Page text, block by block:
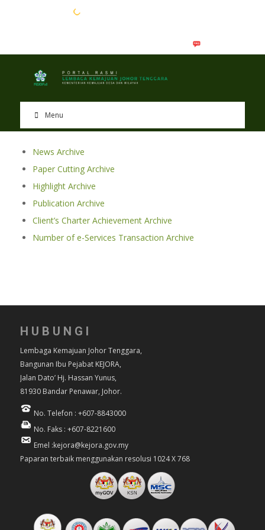
Menu
News Archive
Paper Cutting Archive
Highlight Archive
Publication Archive
Client’s Charter Achievement Archive
Number of e-Services Transaction Archive
HUBUNGI
Lembaga Kemajuan Johor Tenggara,
Bangunan Ibu Pejabat KEJORA,
Jalan Dato’ Hj. Hassan Yunus,
81930 Bandar Penawar, Johor.
No. Telefon : +607-8843000
No. Faks : +607-8221600
Emel :kejora@kejora.gov.my
Paparan terbaik menggunakan resolusi 1024 X 768